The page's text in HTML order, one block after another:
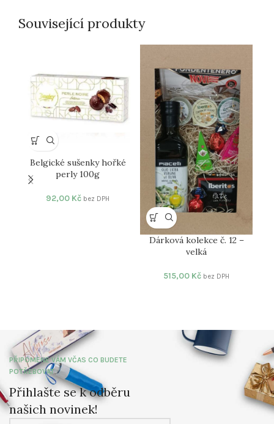
Související produkty
Belgické sušenky hořké
perly 100g
92,00 Kč bez DPH
Dárková kolekce č. 12 –
velká
515,00 Kč bez DPH
PŘIPOMENE VÁM VČAS CO BUDETE
POTŘEBOVAT
Přihlašte se k odběru
našich novinek!